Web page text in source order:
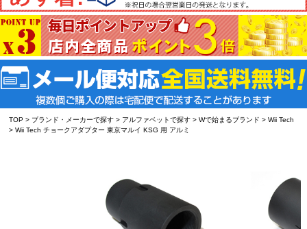
TOP > ブランド・メーカーで探す > アルファベットで探す >Wで始まるブランド >Wii Tech
> Wii Tech チョークアダプター 東京マルイ KSG 用 アルミ